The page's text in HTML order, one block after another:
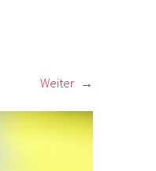
Weiter